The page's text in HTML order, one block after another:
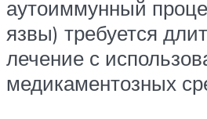
аутоиммунный
язвы) требуется
лечение с
медикаментозных